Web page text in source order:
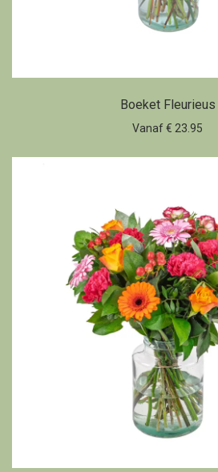
Boeket Fleurieus
Vanaf € 23.95